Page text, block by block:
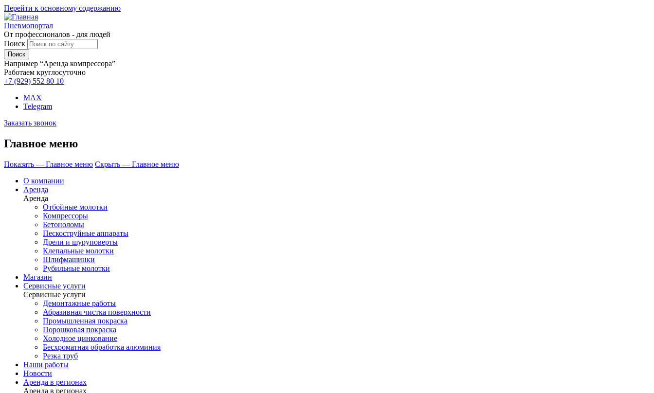
Перейти к основному содержанию
Пневмопортал
От профессионалов - для людей
Поиск
Например “Аренда компрессора”
Работаем круглосуточно
+7 (929) 552 80 10
MAX
Telegram
Заказать звонок
Главное меню
Показать — Главное меню Скрыть — Главное меню
О компании
Аренда
Аренда
Отбойные молотки
Компрессоры
Бетоноломы
Пескоструйные аппараты
Дрели и шуруповерты
Клепальные молотки
Шлифмашинки
Рубильные молотки
Магазин
Сервисные услуги
Сервисные услуги
Демонтажные работы
Абразивная чистка поверхности
Промышленная покраска
Порошковая покраска
Холодное цинкование
Бесхроматная обработка алюминия
Резка труб
Наши работы
Новости
Аренда в регионах
Аренда в регионах